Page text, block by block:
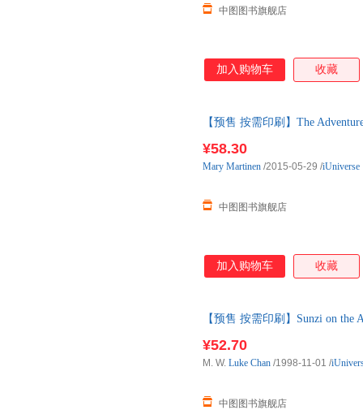
中图图书旗舰店
加入购物车 收藏
【预售 按需印刷】The
¥58.30
中图图书旗舰店
Mary Martinen /2015-05-29 /iUniverse
加入购物车 收藏
【预售 按需印刷】Sunzi on the
¥52.70
中图图书旗舰店
M. W. Luke Chan /1998-11-01 /